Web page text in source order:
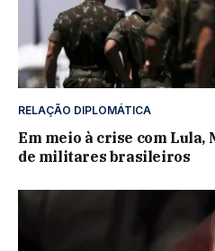
RELAÇÃO DIPLOMÁTICA
Em meio à crise com
de militares brasileiros